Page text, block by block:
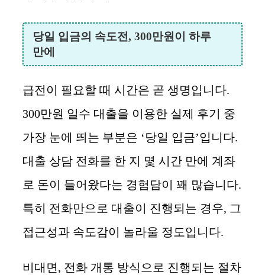
당일 입금의 속도전, 300만원이 하루
만에
급전이 필요할 때 시간은 곧 생명입니다.
300만원 일수 대출을 이용한 실제 후기 중
가장 눈에 띄는 부분은 ‘당일 입금’입니다.
대출 상담 전화를 한 지 몇 시간 만에 계좌
로 돈이 들어왔다는 경험담이 꽤 많습니다.
특히 전화만으로 대출이 진행되는 경우, 그
접근성과 속도감이 놀라울 정도입니다.
비대면, 전화 개통 방식으로 진행되는 절차